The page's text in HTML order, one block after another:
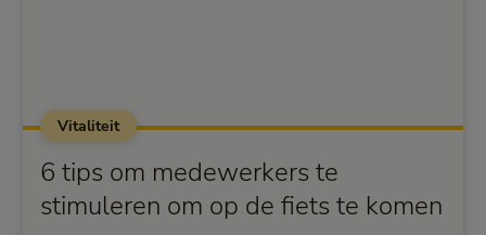
Vitaliteit
6 tips om medewerkers te
stimuleren om op de fiets te komen